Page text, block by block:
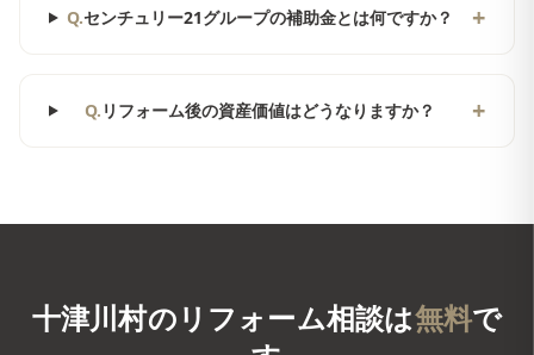
Q.センチュリー21グループの補助金とは何ですか？ +
Q. リフォーム後の資産価値はどうなりますか？ +
十津川村のリフォーム相談は無料で